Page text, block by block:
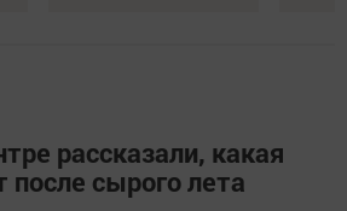
рассказали, какая
после сырого лета